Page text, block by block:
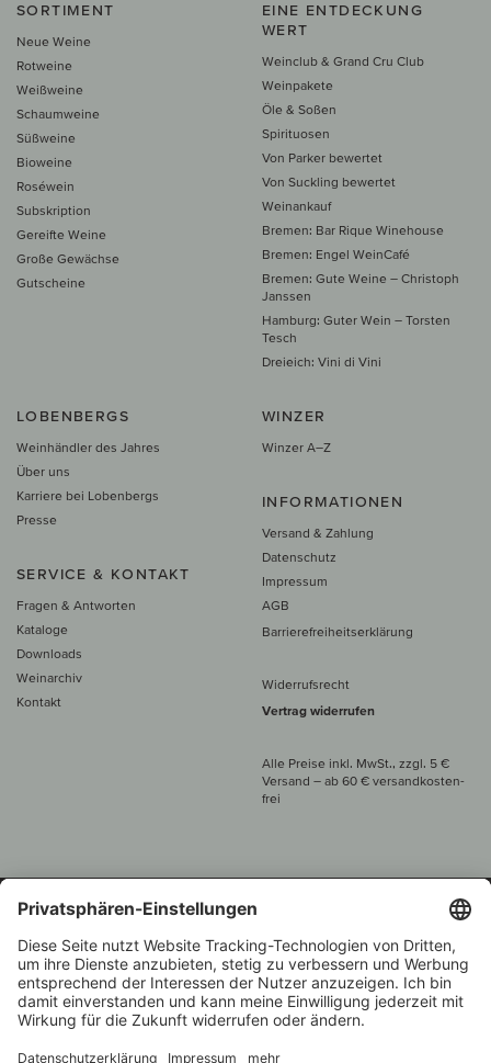
SORTIMENT
Neue Weine
Rotweine
Weißweine
Schaumweine
Süßweine
Bioweine
Roséwein
Subskription
Gereifte Weine
Große Gewächse
Gutscheine
EINE ENTDECKUNG
WERT
Weinclub & Grand Cru Club
Weinpakete
Öle & Soßen
Spirituosen
Von Parker bewertet
Von Suckling bewertet
Weinankauf
Bremen: Bar Rique Winehouse
Bremen: Engel WeinCafé
Bremen: Gute Weine – Christoph
Janssen
Hamburg: Guter Wein – Torsten
Tesch
Dreieich: Vini di Vini
LOBENBERGS
Weinhändler des Jahres
Über uns
Karriere bei Lobenbergs
Presse
SERVICE & KONTAKT
Fragen & Antworten
Kataloge
Downloads
Weinarchiv
Kontakt
WINZER
Winzer A–Z
INFORMATIONEN
Versand & Zahlung
Datenschutz
Impressum
AGB
Barrierefreiheitserklärung
Widerrufsrecht
Vertrag widerrufen
Alle Preise inkl. MwSt., zzgl. 5 €
Versand – ab 60 € versand­kosten­
frei
Beratung unter
+49 421 696 797-0
1.000 Winzer –
Über 7.000 Weine
Weinhändler
des Jahres 2022